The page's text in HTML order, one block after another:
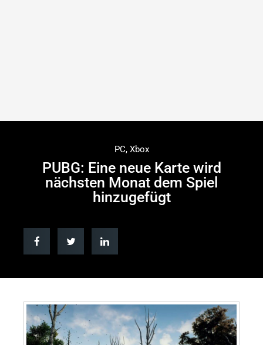
PC, Xbox
PUBG: Eine neue Karte wird
nächsten Monat dem Spiel
hinzugefügt